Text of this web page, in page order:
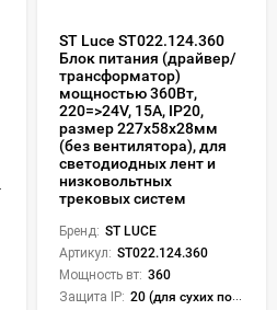
ST Luce ST022.124.360
Блок питания (драйвер/
трансформатор)
мощностью 360Вт,
220=>24V, 15А, IP20,
размер 227х58х28мм
(без вентилятора), для
светодиодных лент и
низковольтных
трековых систем
Бренд: ST LUCE
Артикул: ST022.124.360
Мощность вт: 360
Защита IP: 20 (для сухих пом.)